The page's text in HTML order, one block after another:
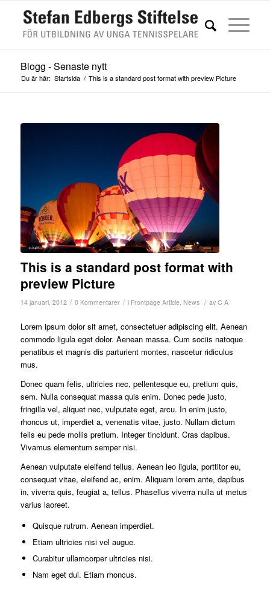
Blogg - Senaste nytt
Du är här: Startsida / This is a standard post format with preview Picture
This is a standard post format with
preview Picture
14 januari, 2012 / 0 Kommentarer / i Frontpage Article, News / av C A
Lorem ipsum dolor sit amet, consectetuer adipiscing elit. Aenean
commodo ligula eget dolor. Aenean massa. Cum sociis natoque
penatibus et magnis dis parturient montes, nascetur ridiculus
mus.
Donec quam felis, ultricies nec, pellentesque eu, pretium quis,
sem. Nulla consequat massa quis enim. Donec pede justo,
fringilla vel, aliquet nec, vulputate eget, arcu. In enim justo,
rhoncus ut, imperdiet a, venenatis vitae, justo. Nullam dictum
felis eu pede mollis pretium. Integer tincidunt. Cras dapibus.
Vivamus elementum semper nisi.
Aenean vulputate eleifend tellus. Aenean leo ligula, porttitor eu,
consequat vitae, eleifend ac, enim. Aliquam lorem ante, dapibus
in, viverra quis, feugiat a, tellus. Phasellus viverra nulla ut metus
varius laoreet.
Quisque rutrum. Aenean imperdiet.
Etiam ultricies nisi vel augue.
Curabitur ullamcorper ultricies nisi.
Nam eget dui. Etiam rhoncus.